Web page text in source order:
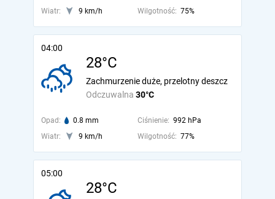
Wiatr:
9 km/h Wilgotność: 75%
04:00
28°C
Odczuwalna 30°C
Zachmurzenie duże, przelotny deszcz
Opad: 0.8 mm Ciśnienie: 992 hPa
Wiatr:
9 km/h Wilgotność: 77%
05:00
28°C